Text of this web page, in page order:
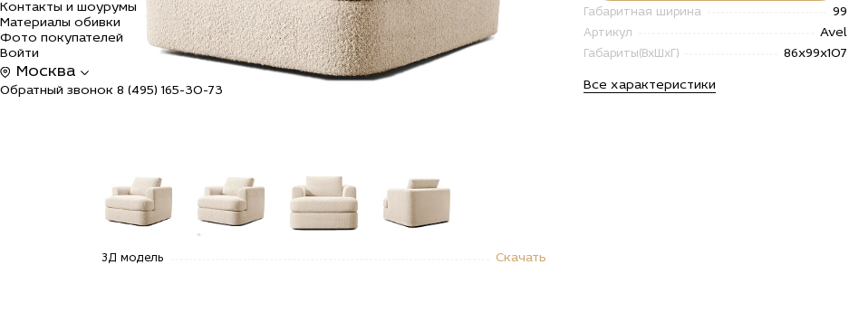
Контакты и шоурумы
Материалы обивки
Фото покупателей
Войти
Москва
Обратный звонок 8 (495) 165-30-73
Кресло
3Д модель Скачать
Габаритная ширина 99
Артикул Avel
Габариты(ВxШxГ) 86x99x107
Все характеристики